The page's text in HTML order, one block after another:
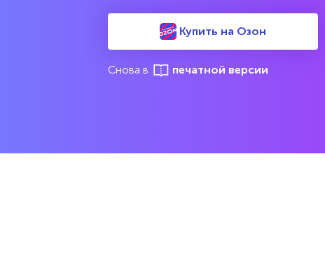
НОВОСТИ ПАРТНЕРОВКупить на Озон
Снова в печатной версии